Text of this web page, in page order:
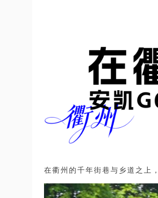
在衢州的千年街巷与乡道之上